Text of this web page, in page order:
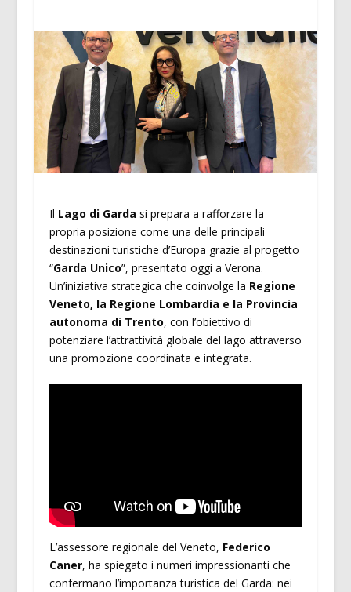
Il Lago di Garda si prepara a rafforzare la
propria posizione come una delle principali
destinazioni turistiche d’Europa grazie al progetto
“Garda Unico”, presentato oggi a Verona.
Un’iniziativa strategica che coinvolge la Regione
Veneto, la Regione Lombardia e la Provincia
autonoma di Trento, con l’obiettivo di
potenziare l’attrattività globale del lago attraverso
una promozione coordinata e integrata.
L’assessore regionale del Veneto, Federico
Caner, ha spiegato i numeri impressionanti che
confermano l’importanza turistica del Garda: nei